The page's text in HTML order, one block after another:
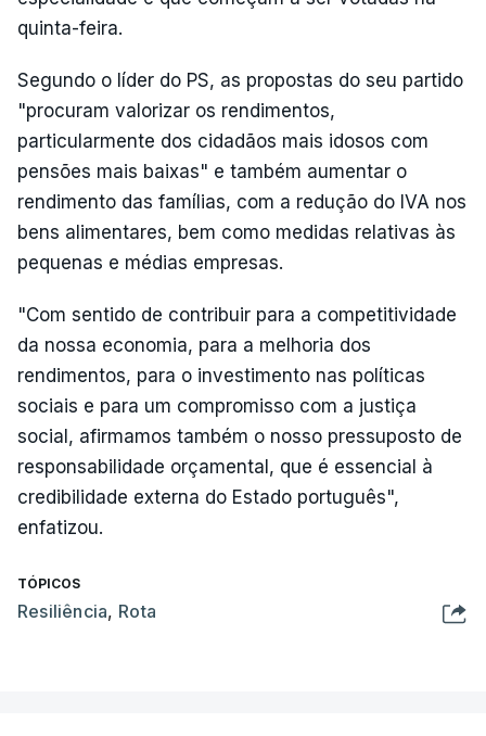
quinta-feira.
Segundo o líder do PS, as propostas do seu partido
"procuram valorizar os rendimentos,
particularmente dos cidadãos mais idosos com
pensões mais baixas" e também aumentar o
rendimento das famílias, com a redução do IVA nos
bens alimentares, bem como medidas relativas às
pequenas e médias empresas.
"Com sentido de contribuir para a competitividade
da nossa economia, para a melhoria dos
rendimentos, para o investimento nas políticas
sociais e para um compromisso com a justiça
social, afirmamos também o nosso pressuposto de
responsabilidade orçamental, que é essencial à
credibilidade externa do Estado português",
enfatizou.
TÓPICOS
Resiliência, Rota